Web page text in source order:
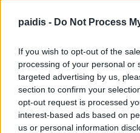
paidis - Do Not Process
If you wish to opt-out of the
processing of your personal or
targeted advertising by us,
section to confirm your
opt-out request is processed
interest-based ads based on
us or personal information